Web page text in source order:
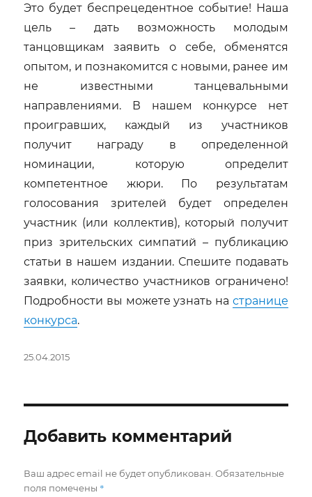
Это будет беспрецедентное событие! Наша
цель – дать возможность молодым
танцовщикам заявить о себе, обменятся
опытом, и познакомится с новыми, ранее им
не известными танцевальными
направлениями. В нашем конкурсе нет
проигравших, каждый из участников
получит награду в определенной
номинации, которую определит
компетентное жюри. По результатам
голосования зрителей будет определен
участник (или коллектив), который получит
приз зрительских симпатий – публикацию
статьи в нашем издании. Спешите подавать
заявки, количество участников ограничено!
Подробности вы можете узнать на странице
конкурса.
Опубликовано
25.04.2015
Добавить комментарий
Ваш адрес email не будет опубликован. Обязательные
поля помечены *